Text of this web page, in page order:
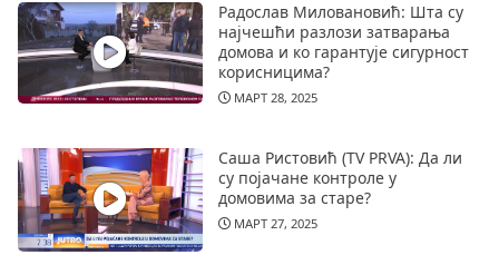
Радослав Миловановић: Шта су
најчешћи разлози затварања
домова и ко гарантује сигурност
корисницима?
МАРТ 28, 2025
Саша Ристовић (TV PRVA): Да ли
су појачане контроле у
домовима за старе?
МАРТ 27, 2025